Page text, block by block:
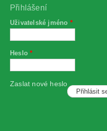
Přihlášení
Uživatelské jméno *
Heslo*
Zaslat nové heslo